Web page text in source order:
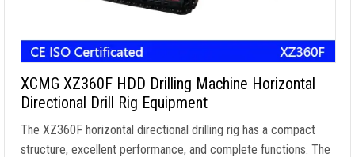
XCMG XZ360F HDD Drilling Machine Horizontal
Directional Drill Rig Equipment
The XZ360F horizontal directional drilling rig has a compact
structure, excellent performance, and complete functions. The